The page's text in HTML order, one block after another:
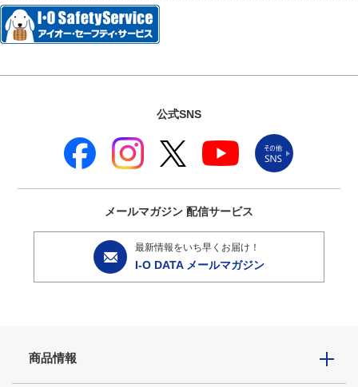
公式SNS
メールマガジン 配信サービス
最新情報をいち早くお届け！
I-O DATA メールマガジン
商品情報